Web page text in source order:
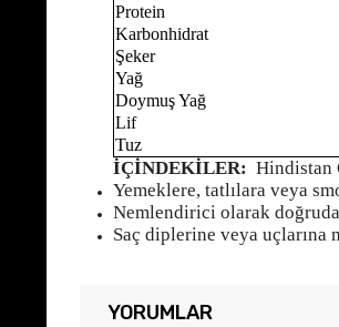
Protein
Karbonhidrat
Şeker
Yağ
Doymuş Yağ
Lif
Tuz
İÇİNDEKİLER: Hindistan
Yemeklere, tatlılara veya
Nemlendirici olarak
Saç diplerine veya
YORUMLAR